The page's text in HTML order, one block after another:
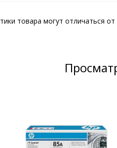
товара могут отличаться